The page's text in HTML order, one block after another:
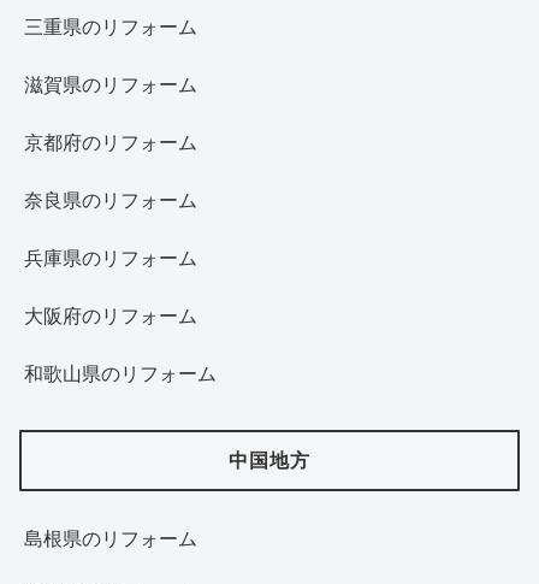
三重県のリフォーム
滋賀県のリフォーム
京都府のリフォーム
奈良県のリフォーム
兵庫県のリフォーム
大阪府のリフォーム
和歌山県のリフォーム
中国地方
島根県のリフォーム